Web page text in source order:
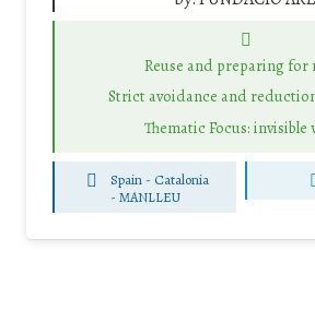
Reuse and preparing for
Strict avoidance and
Thematic Focus: invisible
Spain - Catalonia
- MANLLEU